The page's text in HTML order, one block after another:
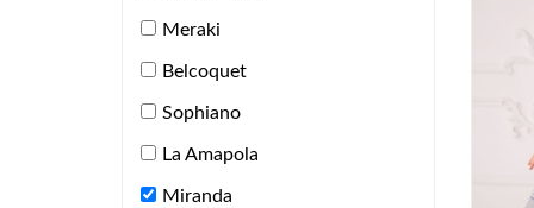
Meraki
Belcoquet
Sophiano
La Amapola
Miranda